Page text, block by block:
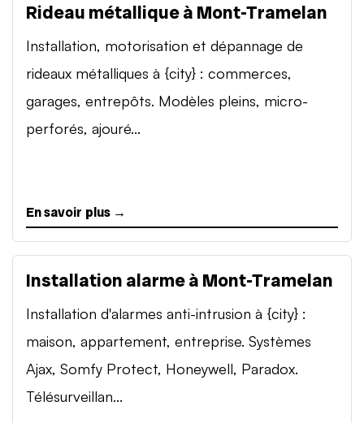
Rideau métallique à Mont-Tramelan
Installation, motorisation et dépannage de
rideaux métalliques à {city} : commerces,
garages, entrepôts. Modèles pleins, micro-
perforés, ajouré...
En savoir plus →
Installation alarme à Mont-Tramelan
Installation d'alarmes anti-intrusion à {city} :
maison, appartement, entreprise. Systèmes
Ajax, Somfy Protect, Honeywell, Paradox.
Télésurveillan...